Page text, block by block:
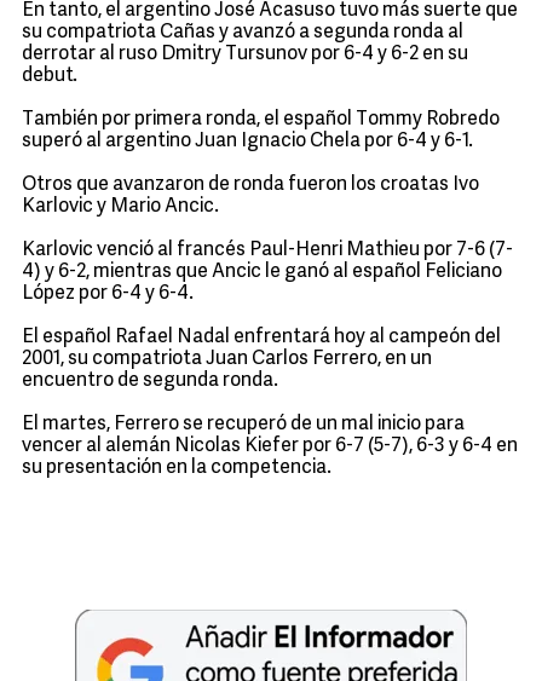
En tanto, el argentino José Acasuso tuvo más suerte que
su compatriota Cañas y avanzó a segunda ronda al
derrotar al ruso Dmitry Tursunov por 6-4 y 6-2 en su
debut.
También por primera ronda, el español Tommy Robredo
superó al argentino Juan Ignacio Chela por 6-4 y 6-1.
Otros que avanzaron de ronda fueron los croatas Ivo
Karlovic y Mario Ancic.
Karlovic venció al francés Paul-Henri Mathieu por 7-6 (7-
4) y 6-2, mientras que Ancic le ganó al español Feliciano
López por 6-4 y 6-4.
El español Rafael Nadal enfrentará hoy al campeón del
2001, su compatriota Juan Carlos Ferrero, en un
encuentro de segunda ronda.
El martes, Ferrero se recuperó de un mal inicio para
vencer al alemán Nicolas Kiefer por 6-7 (5-7), 6-3 y 6-4 en
su presentación en la competencia.